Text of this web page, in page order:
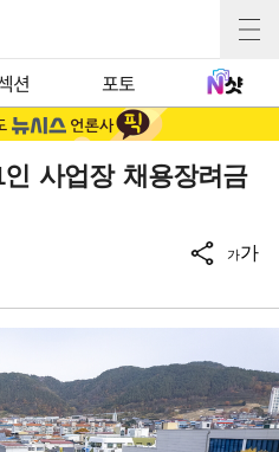
션 포토
사업장 채용장려금
가가